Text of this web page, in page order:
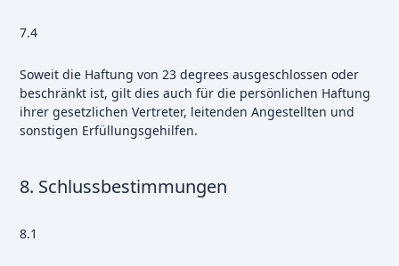
7.4
Soweit die Haftung von 23 degrees ausgeschlossen oder
beschränkt ist, gilt dies auch für die persönlichen Haftung
ihrer gesetzlichen Vertreter, leitenden Angestellten und
sonstigen Erfüllungsgehilfen.
8. Schlussbestimmungen
8.1